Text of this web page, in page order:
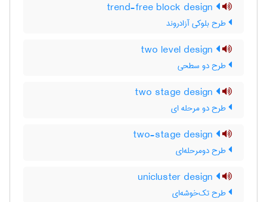
طرح بلوکی آزادروند
طرح دو سطحی
طرح دو مرحله ای
طرح دومرحله‌ای
طرح تک‌خوشه‌ای